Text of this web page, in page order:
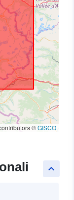
©GISCO
keyboard_arrow_up